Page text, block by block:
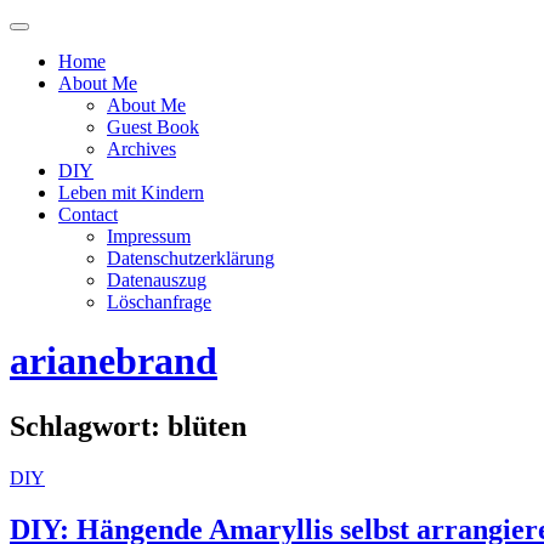
Menü
oder
ausblenden
Home
About Me
About Me
Guest Book
Archives
DIY
Leben mit Kindern
Contact
Impressum
Datenschutzerklärung
Datenauszug
Löschanfrage
arianebrand
Schlagwort: blüten
DIY
DIY: Hängende Amaryllis selbst